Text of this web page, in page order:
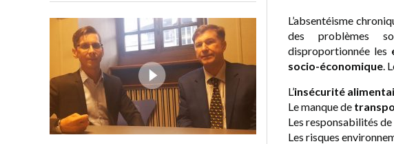
L’absentéisme
des problèmes
disproportionnée les
socio-économique.
L’insécurité
Le manque de
Les responsabilités de
Les risques